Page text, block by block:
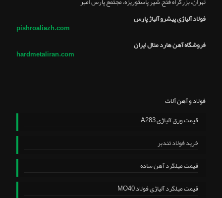
فولاد آلیاژی پیشرو آلیاژ پارس
pishroaliazh.com
فروشگاه آهن هارد متال ایران
hardmetaliran.com
فولاد و آهن آلات
قیمت ورق آلیاژی A283
خرید فولاد تندبر
قیمت میلگرد آهن ساده
قیمت میلگرد آلیاژی فولاد MO40